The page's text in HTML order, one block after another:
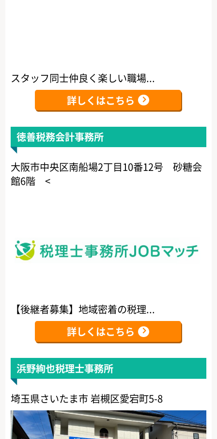
スタッフ同士仲良く楽しい職場...
詳しくはこちら
徳善税務会計事務所
大阪市中央区南船場2丁目10番12号 砂糖会
館6階 <
【後継者募集】地域密着の税理...
詳しくはこちら
浜野絢也税理士事務所
埼玉県さいたま市 岩槻区愛宕町5-8